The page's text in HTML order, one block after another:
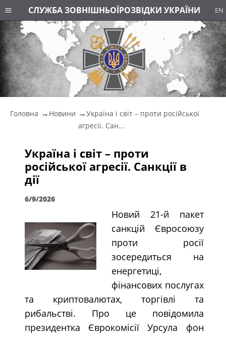
СЛУЖБА ЗОВНІШНЬОЇРОЗВІДКИ УКРАЇНИ EN
Головна Новини
Україна і світ – проти російської
агресії. Сан...
Україна і світ – проти
російської агресії. Санкції в
дії
6/9/2026
Новий 21-й пакет
санкцій Євросоюзу
проти росії
зосередиться на
енергетиці,
фінансових послугах
та криптовалютах, торгівлі та
рибальстві. Про це повідомила
президентка Єврокомісії Урсула фон